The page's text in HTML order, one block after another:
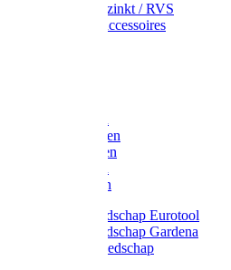
Emmer verzinkt / RVS
Regenton accessoires
Gazonharken
Asfaltharken
Hooiharken
Handgereedschap Eurotool
Handgereedschap Gardena
Kindergereedschap